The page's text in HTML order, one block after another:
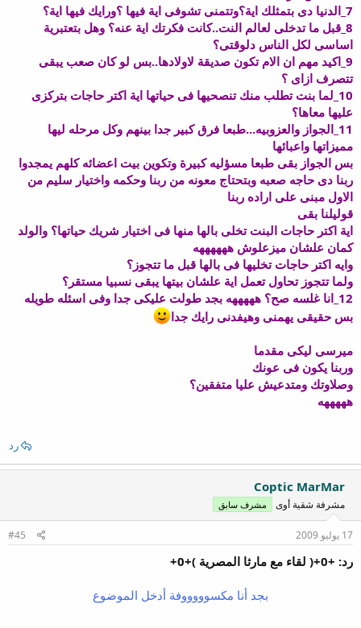
7_الدنيا دى بتمثلك اية؟وتتمنى تشوفى اية فيها ؟ورايك فيها اية؟
8_قبل ما تدخلى لعالم النت..كانت فكرتك اية عنه؟ وهل بتعتبرية
اساسى لكل الناس دلوقتى؟
9_اكيد مهم ان الام تكون صديقة لاولادها..بس لو كان صعب يبقى
تتصرف ازاى ؟
10_لما بنت تطلب منك تنصحيها فى حياتها اية اكتر حاجات بتركزى
عليها معاها؟
11_الجواز والعزوبيه...طبعا فرق كبير جدا بينهم وكل مرحله ليها
مميزاتها واعبائها
بس الجواز بقى طبعا مسؤليه كبيرة وتكوين بيت اعضائه كلهم يمجدوا
ربنا دى حاجه صعبه وبتحتاج معونه من ربنا وحكمه واختيار سليم من
الاول مبنى على اراده ربنا
قوليلنا بقى
اية اكتر حاجات البنت تخلى بالها منها فى اختيار شريك حياتها؟ والولد
كمان علشان ميزعلوش ههههههه
وايه اكتر حاجات تخليها فى بالها قبل ما تتجوز؟
ولما تتجوز تحاول تعمل اية علشان بيتها يبقى نسبيا مستقر؟
12_انا غلسه صح؟ هههههه بجد طولت عليكى جدا وفى اسئله طويله
بس حقيقى يهمنى وهيفدنى رايك جدا
ميرسى ليكى مقدما
وربنا يكون فى عونك
وصلاوتك ومتدعيش عليا متفقين؟
هههههه
رد
Coptic MarMar
مشرفة شقية أوى مشرف سابق
17 يوليو 2009 #45
رد: +0+( لقاء مع مارثا المصرية )+0+
بجد أنا مكسوووووفة أدخل الموضوع